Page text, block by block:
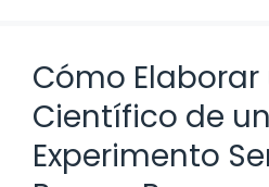
Cómo
Científico de un
Experimento